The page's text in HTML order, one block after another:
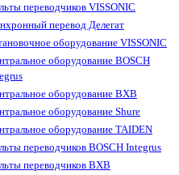
переводчиков VISSONIC
перевод Делегат
оборудование VISSONIC
оборудование BOSCH
оборудование BXB
оборудование Shure
оборудование TAIDEN
переводчиков BOSCH Integrus
переводчиков BXB